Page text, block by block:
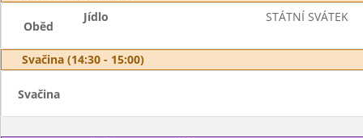
Oběd
Jídlo STÁTNÍ SVÁTEK
Svačina (14:30 - 15:00)
Svačina